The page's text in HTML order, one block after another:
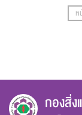
ห
กองสิ่ง